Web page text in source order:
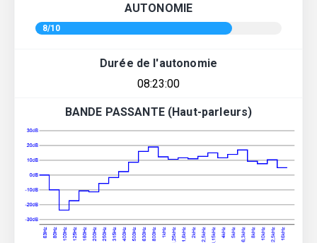
AUTONOMIE
8/10
Durée de l'autonomie
08:23:00
BANDE PASSANTE (Haut-parleurs)